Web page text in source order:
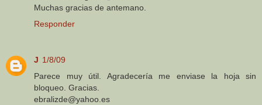
Muchas gracias de antemano.
Responder
J 1/8/09
Parece muy útil. Agradecería me enviase la hoja sin
bloqueo. Gracias.
ebralizde@yahoo.es